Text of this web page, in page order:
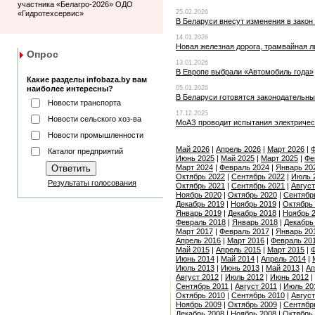
участника «Белагро-2026» ОДО
«Гидротехсервис»
Опрос
Какие разделы infobaza.by вам
наиболее интересны?
Новости транспорта
Новости сельского хоз-ва
Новости промышленности
Каталог предприятий
Результаты голосования
25.02.2026
В Беларуси внесут изменения в
14.01.2026
Новая железная дорога, трамвайная
13.01.2026
В Европе выбрали «Автомобиль года»
05.01.2026
В Беларуси готовятся
17.12.2025
МоАЗ проводит испытания
Май 2026 | Апрель 2026 | Март 2026 |
Июнь 2025 | Май 2025 | Март 2025 |
Март 2024 | Февраль 2024 | Январь
Октябрь 2022 | Сентябрь 2022 | Июль
Октябрь 2021 | Сентябрь 2021 |
Ноябрь 2020 | Октябрь 2020 |
Декабрь 2019 | Ноябрь 2019 | Октябрь
Январь 2019 | Декабрь 2018 | Ноябрь
Февраль 2018 | Январь 2018 |
Март 2017 | Февраль 2017 | Январь
Апрель 2016 | Март 2016 | Февраль
Май 2015 | Апрель 2015 | Март 2015 |
Июнь 2014 | Май 2014 | Апрель 2014 |
Июль 2013 | Июнь 2013 | Май 2013 |
Август 2012 | Июль 2012 | Июнь 2012 |
Сентябрь 2011 | Август 2011 | Июль
Октябрь 2010 | Сентябрь 2010 |
Ноябрь 2009 | Октябрь 2009 |